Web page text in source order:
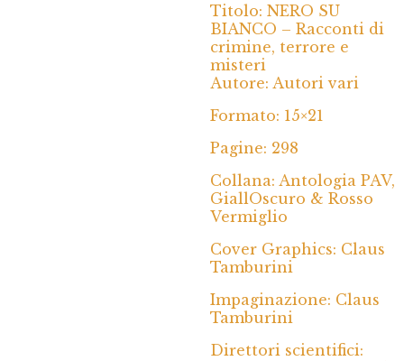
Titolo: NERO SU
BIANCO – Racconti di
crimine, terrore e
misteri
Autore: Autori vari
Formato: 15×21
Pagine: 298
Collana: Antologia PAV,
GiallOscuro & Rosso
Vermiglio
Cover Graphics: Claus
Tamburini
Impaginazione: Claus
Tamburini
Direttori scientifici: